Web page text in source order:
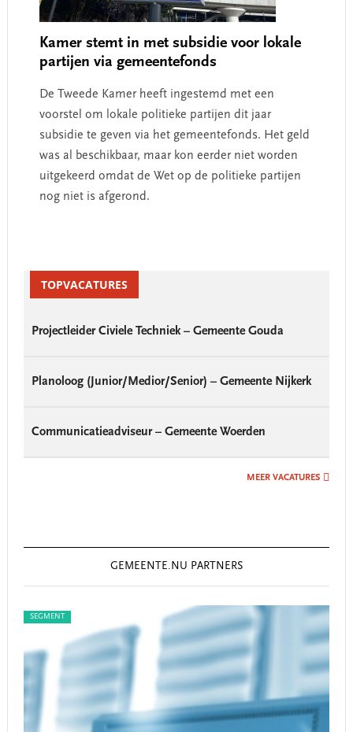
Kamer stemt in met subsidie voor lokale
partijen via gemeentefonds
De Tweede Kamer heeft ingestemd met een
voorstel om lokale politieke partijen dit jaar
subsidie te geven via het gemeentefonds. Het geld
was al beschikbaar, maar kon eerder niet worden
uitgekeerd omdat de Wet op de politieke partijen
nog niet is afgerond.
SidebarTOPVACATURES
Projectleider Civiele Techniek – Gemeente Gouda
Planoloog (Junior/Medior/Senior) – Gemeente Nijkerk
Communicatieadviseur – Gemeente Woerden
MEER VACATURES
GEMEENTE.NU PARTNERS
SEGMENT